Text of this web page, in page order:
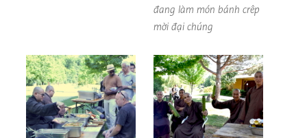
đang làm món bánh crêp
mời đại chúng